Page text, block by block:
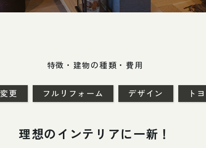
特徴・建物の種類・費用
変更 フルリフォーム デザイン ト
理想のインテリアに一新！